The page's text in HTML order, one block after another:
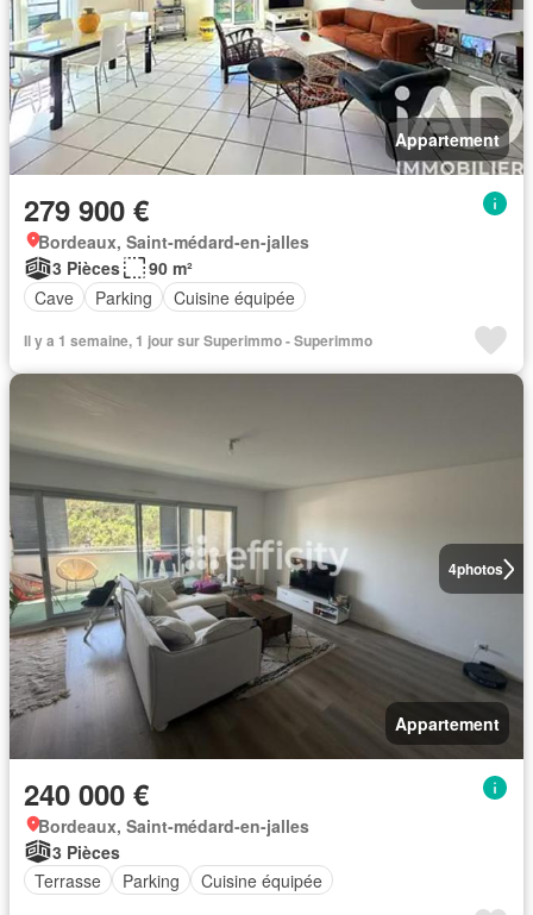
Appartement
279 900 €
Bordeaux, Saint-médard-en-jalles
3 Pièces
90 m²
Cave
Parking Cuisine équipée
Il y a 1 semaine, 1 jour sur Superimmo - Superimmo
4photos
Appartement
240 000 €
Bordeaux, Saint-médard-en-jalles
3 Pièces
Terrasse
Parking Cuisine équipée